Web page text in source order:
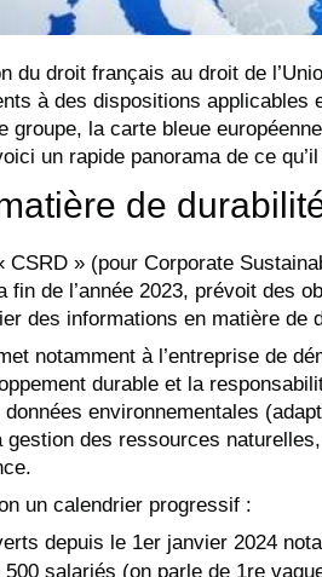
du droit français au droit de
à des dispositions applicables
groupe, la carte bleue
un rapide panorama de ce
de
CSRD » (pour Corporate
fin de l’année 2023, prévoit des
des informations en matière de
notamment à l’entreprise de
durable et la
environnementales
des ressources
un calendrier progressif :
depuis le 1er janvier 2024
salariés (on parle de 1re